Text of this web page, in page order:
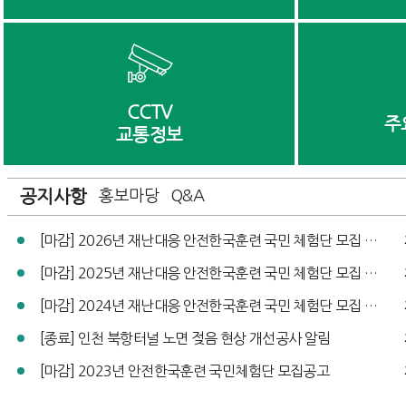
CCTV
교통정보
주
공지사항
[마감] 2026년 재난대응 안전한국훈련 국민 체험단 모집 공고
[마감] 2025년 재난대응 안전한국훈련 국민 체험단 모집 공고
[마감] 2024년 재난대응 안전한국훈련 국민 체험단 모집 공고
[종료] 인천 북항터널 노면 젖음 현상 개선공사 알림
[마감] 2023년 안전한국훈련 국민체험단 모집공고
홍보마당 Q&A